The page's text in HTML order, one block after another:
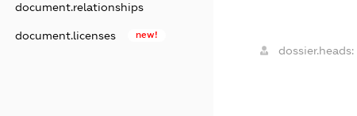
document.relationships
document.licenses new!
dossier.heads: